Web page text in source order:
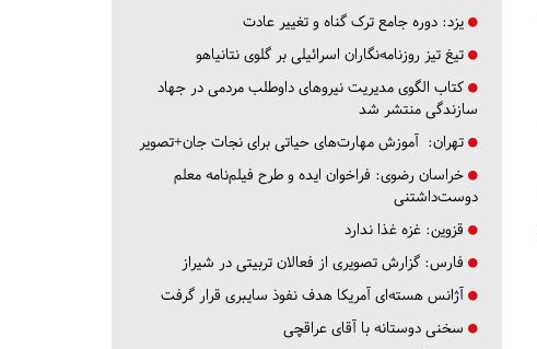
یزد: دوره جامع ترک گناه و تغییر عادت
تیغ تیز روزنامه‌نگاران اسرائیلی بر گلوی نتانیاهو
کتاب الگوی مدیریت نیروهای داوطلب مردمی در جهاد
سازندگی منتشر شد
تهران: آموزش مهارت‌های حیاتی برای نجات جان+تصویر
خراسان رضوی: فراخوان ایده و طرح فیلم‌نامه معلم
دوست‌داشتنی
قزوین: غزه غذا ندارد
فارس: گزارش تصویری از فعالان تربیتی در شیراز
آژانس هسته‌ای آمریکا هدف نفوذ سایبری قرار گرفت
سخنی دوستانه با آقای عراقچی